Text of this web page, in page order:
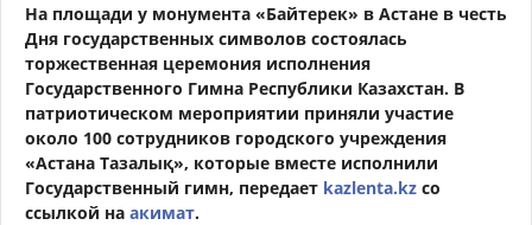
На площади у монумента «Байтерек» в Астане в честь
Дня государственных символов состоялась
торжественная церемония исполнения
Государственного Гимна Республики Казахстан. В
патриотическом мероприятии приняли участие
около 100 сотрудников городского учреждения
«Астана Тазалық», которые вместе исполнили
Государственный гимн, передает kazlenta.kz со
ссылкой на акимат.